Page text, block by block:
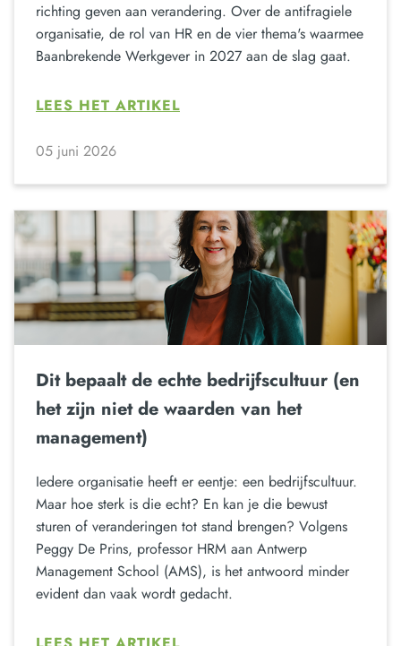
richting geven aan verandering. Over de antifragiele
organisatie, de rol van HR en de vier thema's waarmee
Baanbrekende Werkgever in 2027 aan de slag gaat.
LEES HET ARTIKEL
05 juni 2026
Dit bepaalt de echte bedrijfscultuur (en
het zijn niet de waarden van het
management)
Iedere organisatie heeft er eentje: een bedrijfscultuur.
Maar hoe sterk is die echt? En kan je die bewust
sturen of veranderingen tot stand brengen? Volgens
Peggy De Prins, professor HRM aan Antwerp
Management School (AMS), is het antwoord minder
evident dan vaak wordt gedacht.